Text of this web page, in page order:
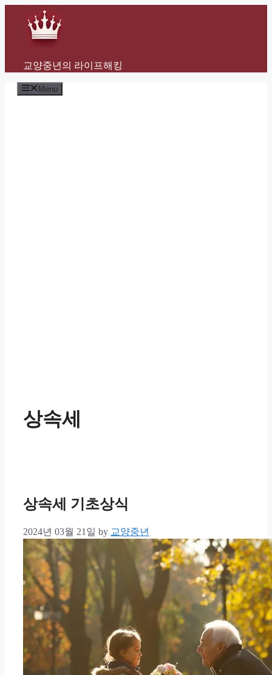
content
교양중년의 라이프해킹
Menu
상속세
상속세 기초상식
2024년 03월 21일 by 교양중년